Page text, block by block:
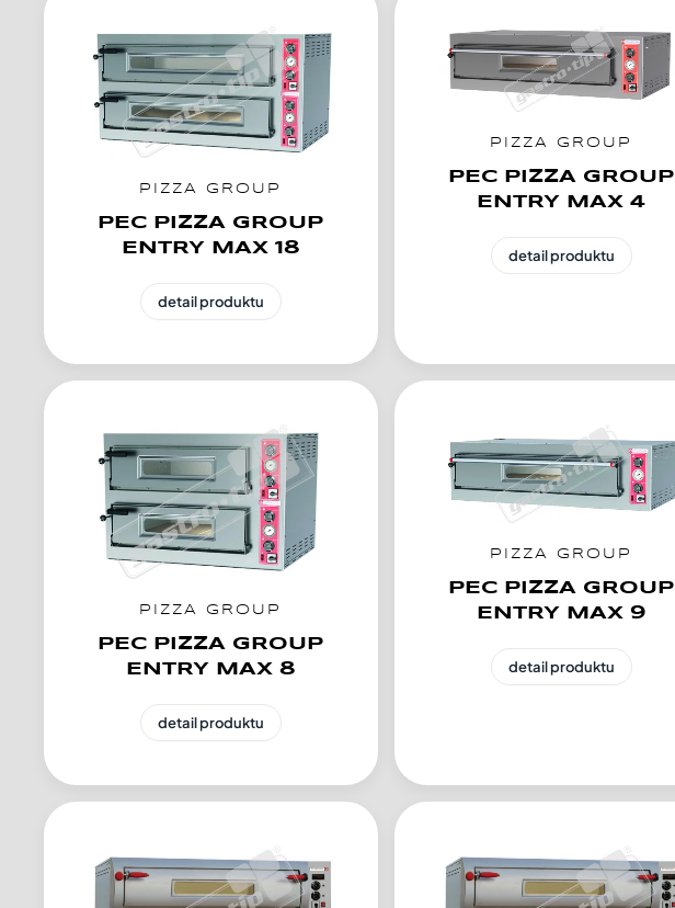
PIZZA GROUP
PEC PIZZA GROUP
ENTRY MAX 18
detail produktu
PIZZA GROUP
PEC PIZZA GROUP
ENTRY MAX 4
detail produktu
PIZZA GROUP
PEC PIZZA GROUP
ENTRY MAX 8
detail produktu
PIZZA GROUP
PEC PIZZA GROUP
ENTRY MAX 9
detail produktu